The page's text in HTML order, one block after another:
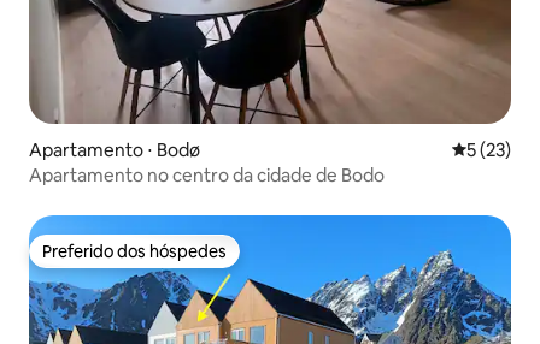
Apartamento ⋅ Bodø 5 de uma
5 (23)
Apartamento no centro da cidade de Bodo
Preferido dos hóspedes
Preferido dos hóspedes